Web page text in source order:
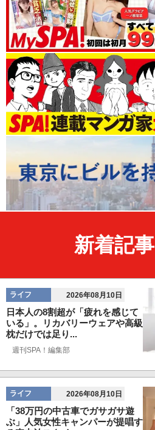
新着記事
ライフ 2026年08月10日
日本人の8割超が「疲れを感じて
いる」。リカバリーウェアや高級
枕だけでは足り...
週刊SPA！編集部
ライフ 2026年08月10日
「38万円の中古車でガサガサ遊
ぶ」人気女性キャンパーが提唱す